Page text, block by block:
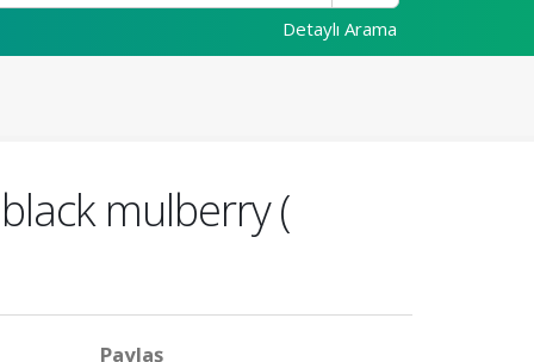
Detaylı Arama
mulberry (
Paylaş